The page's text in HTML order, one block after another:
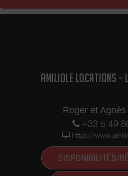
AMILIOLE LOCATIONS -
Roger et
+33 5 49
https://
DISPONIBILITÉS/